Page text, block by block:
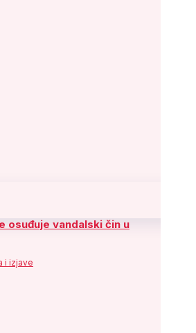
osuđuje vandalski čin u
i izjave